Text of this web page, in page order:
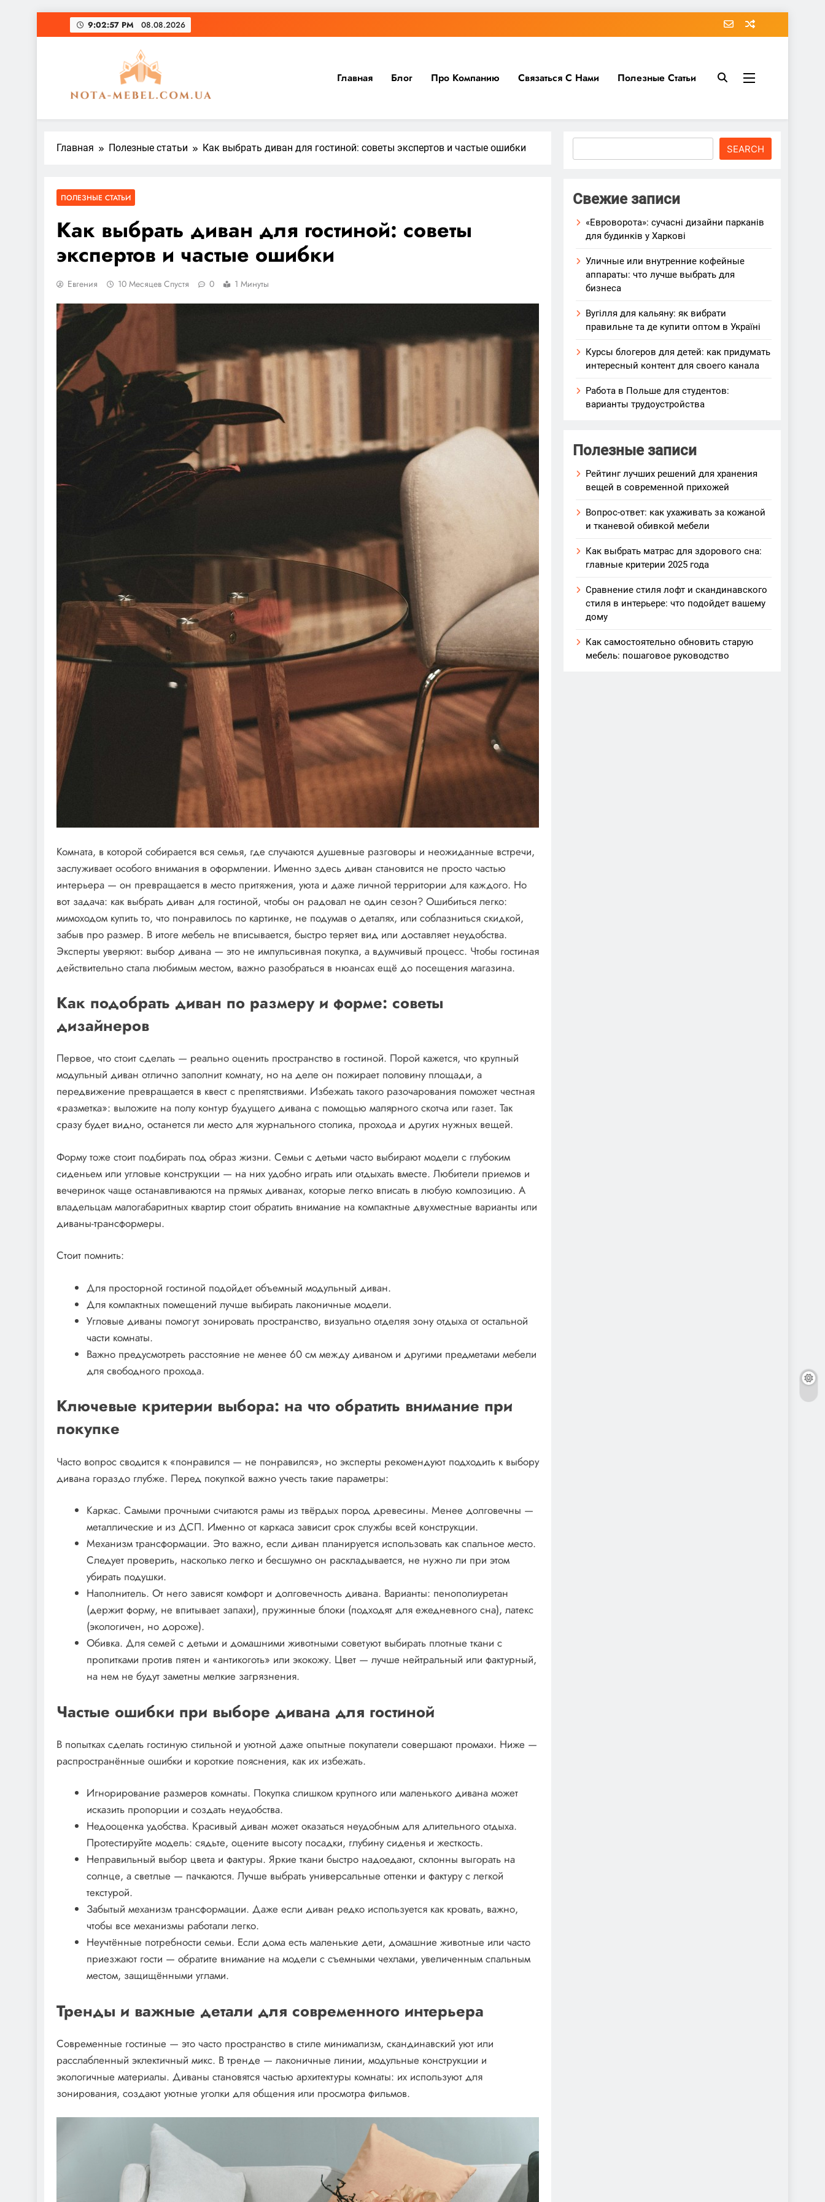
Перейти
9:02:59 PM 08.08.2026
nota-mebel.com.ua
Главная Блог Про Компанию Связаться С Нами Полезные Статьи
Главная Полезные статьи Как выбрать диван для гостиной: советы экспертов и частые ошибки
ПОЛЕЗНЫЕ СТАТЬИ
Как выбрать диван для гостиной: советы
экспертов и частые ошибки
Евгения 10 Месяцев Спустя 0 1 Минуты
Комната, в которой собирается вся семья, где случаются душевные разговоры и неожиданные встречи,
заслуживает особого внимания в оформлении. Именно здесь диван становится не просто частью
интерьера — он превращается в место притяжения, уюта и даже личной территории для каждого. Но
вот задача: как выбрать диван для гостиной, чтобы он радовал не один сезон? Ошибиться легко:
мимоходом купить то, что понравилось по картинке, не подумав о деталях, или соблазниться скидкой,
забыв про размер. В итоге мебель не вписывается, быстро теряет вид или доставляет неудобства.
Эксперты уверяют: выбор дивана — это не импульсивная покупка, а вдумчивый процесс. Чтобы гостиная
действительно стала любимым местом, важно разобраться в нюансах ещё до посещения магазина.
Как подобрать диван по размеру и форме: советы
дизайнеров
Первое, что стоит сделать — реально оценить пространство в гостиной. Порой кажется, что крупный
модульный диван отлично заполнит комнату, но на деле он пожирает половину площади, а
передвижение превращается в квест с препятствиями. Избежать такого разочарования поможет честная
«разметка»: выложите на полу контур будущего дивана с помощью малярного скотча или газет. Так
сразу будет видно, останется ли место для журнального столика, прохода и других нужных вещей.
Форму тоже стоит подбирать под образ жизни. Семьи с детьми часто выбирают модели с глубоким
сиденьем или угловые конструкции — на них удобно играть или отдыхать вместе. Любители приемов и
вечеринок чаще останавливаются на прямых диванах, которые легко вписать в любую композицию. А
владельцам малогабаритных квартир стоит обратить внимание на компактные двухместные варианты или
диваны-трансформеры.
Стоит помнить:
Для просторной гостиной подойдет объемный модульный диван.
Для компактных помещений лучше выбирать лаконичные модели.
Угловые диваны помогут зонировать пространство, визуально отделяя зону отдыха от остальной
части комнаты.
Важно предусмотреть расстояние не менее 60 см между диваном и другими предметами мебели
для свободного прохода.
Ключевые критерии выбора: на что обратить внимание при
покупке
Часто вопрос сводится к «понравился — не понравился», но эксперты рекомендуют подходить к выбору
дивана гораздо глубже. Перед покупкой важно учесть такие параметры:
Каркас. Самыми прочными считаются рамы из твёрдых пород древесины. Менее долговечны —
металлические и из ДСП. Именно от каркаса зависит срок службы всей конструкции.
Механизм трансформации. Это важно, если диван планируется использовать как спальное место.
Следует проверить, насколько легко и бесшумно он раскладывается, не нужно ли при этом
убирать подушки.
Наполнитель. От него зависят комфорт и долговечность дивана. Варианты: пенополиуретан
(держит форму, не впитывает запахи), пружинные блоки (подходят для ежедневного сна), латекс
(экологичен, но дороже).
Обивка. Для семей с детьми и домашними животными советуют выбирать плотные ткани с
пропитками против пятен и «антикоготь» или экокожу. Цвет — лучше нейтральный или фактурный,
на нем не будут заметны мелкие загрязнения.
Частые ошибки при выборе дивана для гостиной
В попытках сделать гостиную стильной и уютной даже опытные покупатели совершают промахи. Ниже —
распространённые ошибки и короткие пояснения, как их избежать.
Игнорирование размеров комнаты. Покупка слишком крупного или маленького дивана может
исказить пропорции и создать неудобства.
Недооценка удобства. Красивый диван может оказаться неудобным для длительного отдыха.
Протестируйте модель: сядьте, оцените высоту посадки, глубину сиденья и жесткость.
Неправильный выбор цвета и фактуры. Яркие ткани быстро надоедают, склонны выгорать на
солнце, а светлые — пачкаются. Лучше выбрать универсальные оттенки и фактуру с легкой
текстурой.
Забытый механизм трансформации. Даже если диван редко используется как кровать, важно,
чтобы все механизмы работали легко.
Неучтённые потребности семьи. Если дома есть маленькие дети, домашние животные или часто
приезжают гости — обратите внимание на модели с съемными чехлами, увеличенным спальным
местом, защищёнными углами.
Тренды и важные детали для современного интерьера
Современные гостиные — это часто пространство в стиле минимализм, скандинавский уют или
расслабленный эклектичный микс. В тренде — лаконичные линии, модульные конструкции и
экологичные материалы. Диваны становятся частью архитектуры комнаты: их используют для
зонирования, создают уютные уголки для общения или просмотра фильмов.
SEARCH
Свежие записи
«Евроворота»: сучасні дизайни парканів
для будинків у Харкові
Уличные или внутренние кофейные
аппараты: что лучше выбрать для
бизнеса
Вугілля для кальяну: як вибрати
правильне та де купити оптом в Україні
Курсы блогеров для детей: как придумать
интересный контент для своего канала
Работа в Польше для студентов:
варианты трудоустройства
Полезные записи
Рейтинг лучших решений для хранения
вещей в современной прихожей
Вопрос-ответ: как ухаживать за кожаной
и тканевой обивкой мебели
Как выбрать матрас для здорового сна:
главные критерии 2025 года
Сравнение стиля лофт и скандинавского
стиля в интерьере: что подойдет вашему
дому
Как самостоятельно обновить старую
мебель: пошаговое руководство